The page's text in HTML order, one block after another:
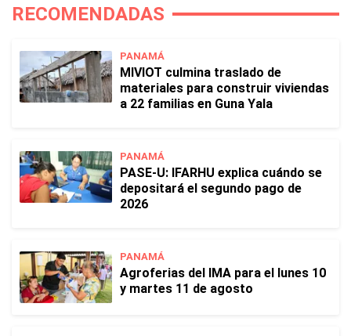
RECOMENDADAS
PANAMÁ
MIVIOT culmina traslado de
materiales para construir viviendas
a 22 familias en Guna Yala
PANAMÁ
PASE-U: IFARHU explica cuándo se
depositará el segundo pago de
2026
PANAMÁ
Agroferias del IMA para el lunes 10
y martes 11 de agosto